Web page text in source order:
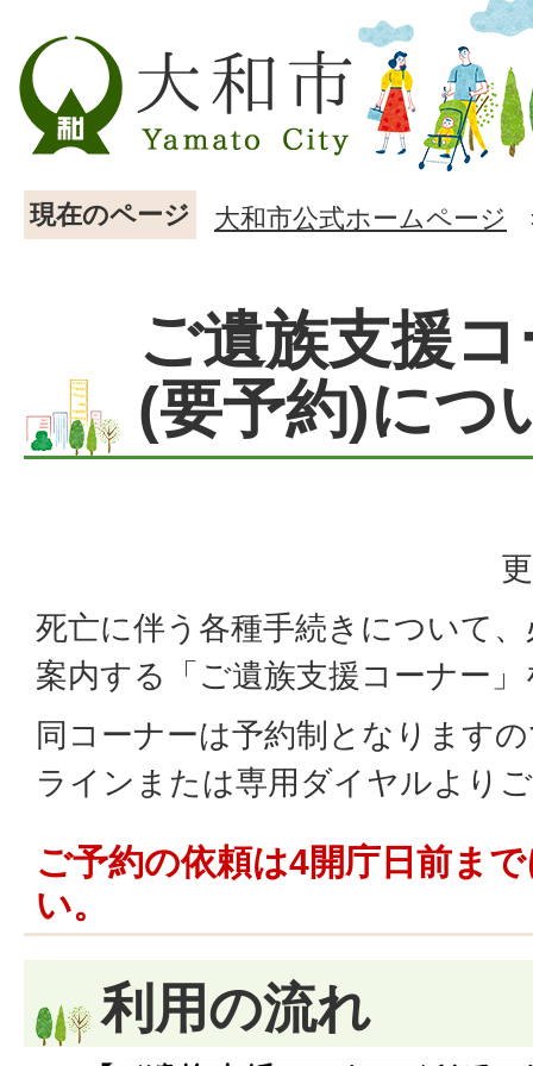
現在のページ 大和市公式ホームページ
ご遺族支援
(要予約)につ
死亡に伴う各種手続きについて
案内する「ご遺族支援コーナー
同コーナーは予約制となります
ラインまたは専用ダイヤルより
ご予約の依頼は4開庁日前ま
い。
利用の流れ